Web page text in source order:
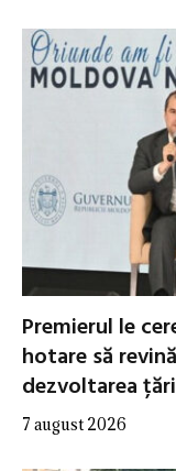
Premierul le
hotare să
dezvoltarea
7 august 2026